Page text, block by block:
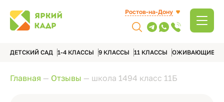
Ростов-на-Дону
ДЕТСКИЙ САД 1-4 КЛАССЫ 9 КЛАССЫ 11 КЛАССЫ ОЖИВАЮЩИЕ
Главная — Отзывы — школа 1494 класс 11Б